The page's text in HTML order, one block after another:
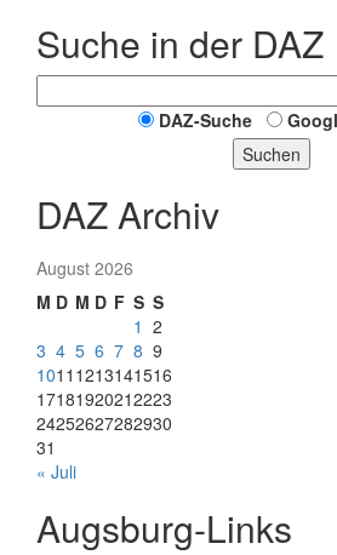
Suche in der DAZ
DAZ-Suche
Suchen
DAZ Archiv
August 2026
M D M D F S S
1 2
3 4 5 6 7 8 9
1011 1213141516
17181920212223
24252627282930
31
« Juli
Augsburg-Links